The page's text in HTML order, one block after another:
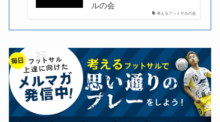
考えるフットサルの会
ルの会